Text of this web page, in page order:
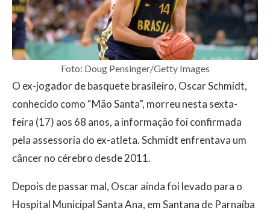
Foto: Doug Pensinger/Getty Images
O ex-jogador de basquete brasileiro, Oscar Schmidt,
conhecido como “Mão Santa”, morreu nesta sexta-
feira (17) aos 68 anos, a informação foi confirmada
pela assessoria do ex-atleta. Schmidt enfrentava um
câncer no cérebro desde 2011.
Depois de passar mal, Oscar ainda foi levado para o
Hospital Municipal Santa Ana, em Santana de Parnaíba